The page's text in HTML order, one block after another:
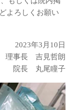
よろしくお願い
2023年3月10日
理事長 吉見哲朗
院長 丸尾瞳子